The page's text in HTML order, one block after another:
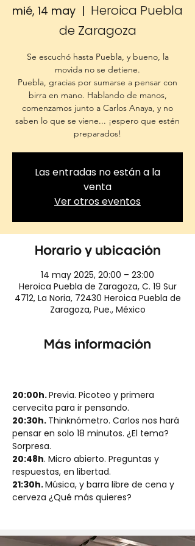
mié, 14 may
  |
Heroica Puebla
de Zaragoza
Se escuchó hasta Puebla, y bueno, la
movida no se detiene.
Puebla, gracias por sumarse a pensar con
birra en mano. Hablando de manos,
comenzamos junto a Carlos Anaya, y no
saben lo que se viene... ¡espero que estén
preparados!
Las entradas no están a la
venta
Ver otros eventos
Horario y ubicación
14 may 2025, 20:00 – 23:00
Heroica Puebla de Zaragoza, C. 19 Sur
4712, La Noria, 72430 Heroica Puebla de
Zaragoza, Pue., México
Más información
20:00h. Previa. Picoteo y primera
cervecita para ir pensando.
20:30h. Thinknómetro. Carlos nos hará
pensar en solo 18 minutos. ¿El tema?
Sorpresa.
20:48h. Micro abierto. Preguntas y
respuestas, en libertad.
21:30h. Música, y barra libre de cena y
cerveza ¿Qué más quieres?